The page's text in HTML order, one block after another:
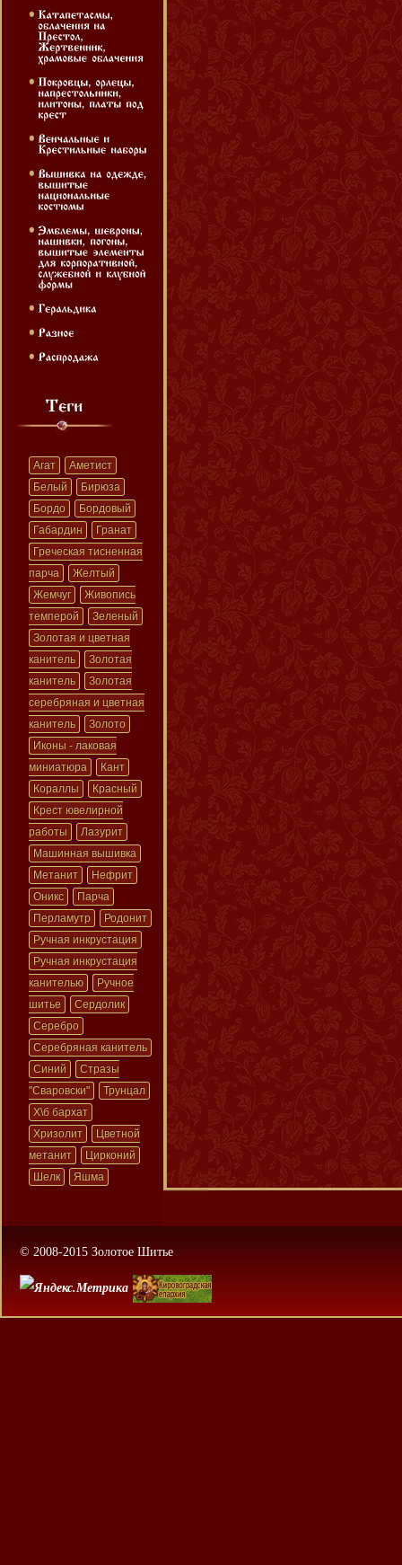
Агат
Аметист
Белый
Бирюза
Бордо
Бордовый
Габардин
Гранат
Греческая тисненная
парча
Желтый
Жемчуг
Живопись
темперой
Зеленый
Золотая и цветная
канитель
Золотая
канитель
Золотая
серебряная и цветная
канитель
Золото
Иконы - лаковая
миниатюра
Кант
Кораллы
Красный
Крест ювелирной
работы
Лазурит
Машинная вышивка
Метанит
Нефрит
Оникс
Парча
Перламутр
Родонит
Ручная инкрустация
Ручная инкрустация
канителью
Ручное
шитье
Сердолик
Серебро
Серебряная канитель
Синий
Стразы
"Сваровски"
Трунцал
Х\б бархат
Хризолит
Цветной
метанит
Цирконий
Шелк
Яшма
© 2008-2015 Золотое Шитье